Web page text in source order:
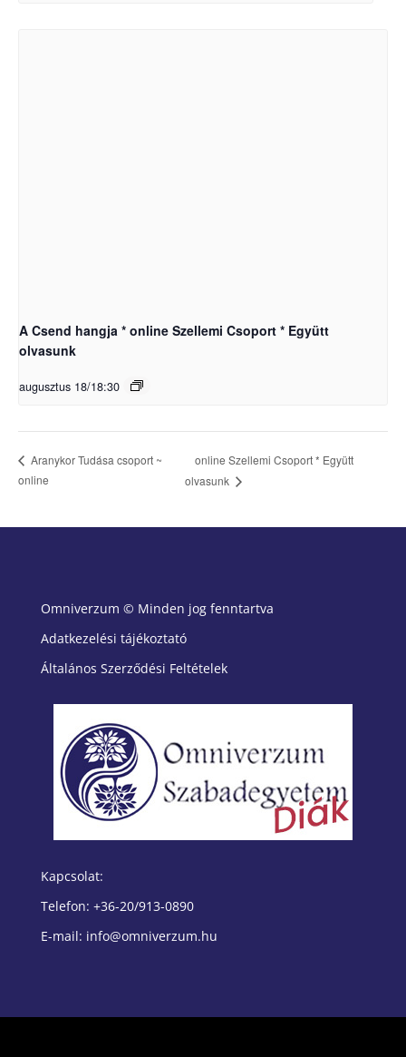
A Csend hangja * online Szellemi Csoport * Együtt
olvasunk
augusztus 18/18:30
Aranykor Tudása csoport ~
online
online Szellemi Csoport * Együtt
olvasunk
Omniverzum © Minden jog fenntartva
Adatkezelési tájékoztató
Általános Szerződési Feltételek
Kapcsolat:
Telefon: +36-20/913-0890
E-mail: info@omniverzum.hu